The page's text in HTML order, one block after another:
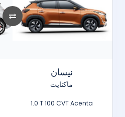
نيسان
ماكنايت
1.0 T 100 CVT Acenta